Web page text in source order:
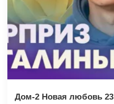
Дом-2 Новая любовь